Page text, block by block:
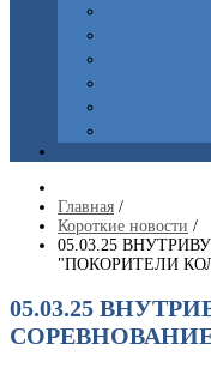
Главная /
Короткие новости /
05.03.25
"ПОКОРИТЕЛИ
05.03.25